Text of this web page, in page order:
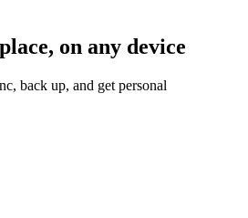
on any device
back up, and get personal